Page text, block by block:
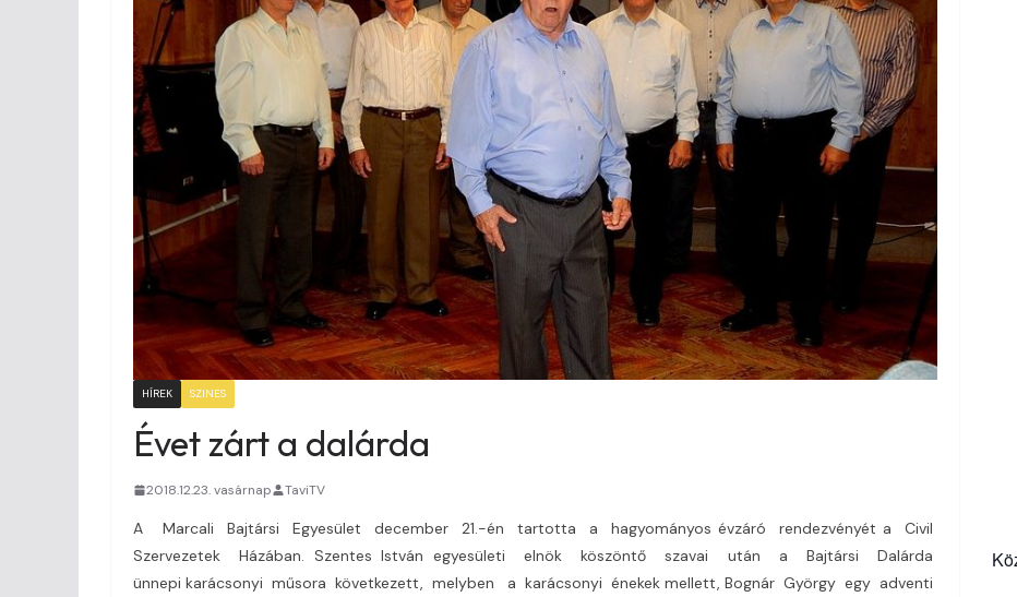
HÍREK SZINES
Évet zárt a dalárda
2018.12.23. vasárnap TaviTV
A Marcali Bajtársi Egyesület december 21.-én tartotta a hagyományos évzáró rendezvényét a Civil
Szervezetek Házában. Szentes István egyesületi elnök köszöntő szavai után a Bajtársi Dalárda
ünnepi karácsonyi műsora következett, melyben a karácsonyi énekek mellett, Bognár György egy adventi